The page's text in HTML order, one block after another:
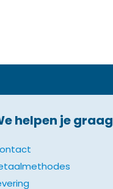
helpen je graag